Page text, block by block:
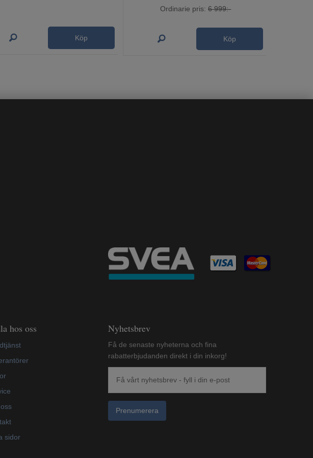
Köp
Ordinarie pris: 6 999:-
Köp
hos oss
sidor
Nyhetsbrev
Få de senaste nyheterna och fina
rabatterbjudanden direkt i din inkorg!
Prenumerera